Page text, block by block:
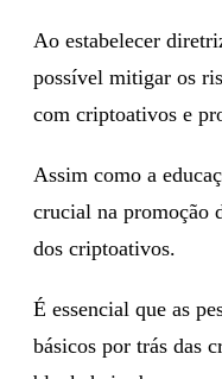
Ao estabelecer
possível mitigar os
com criptoativos e
Assim como a
crucial na promoção
dos criptoativos.
É essencial que as
básicos por trás das